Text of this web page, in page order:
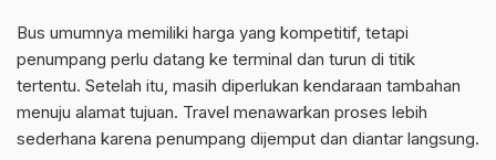
Bus umumnya memiliki harga yang kompetitif, tetapi
penumpang perlu datang ke terminal dan turun di titik
tertentu. Setelah itu, masih diperlukan kendaraan tambahan
menuju alamat tujuan. Travel menawarkan proses lebih
sederhana karena penumpang dijemput dan diantar langsung.